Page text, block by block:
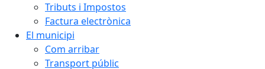
Tributs i Impostos
Factura electrònica
El municipi
Com arribar
Transport públic